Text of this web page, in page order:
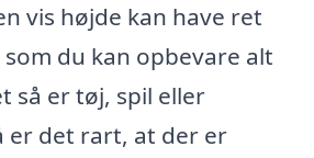
vis højde kan have ret
du kan opbevare alt
så er tøj, spil eller
er det rart, at der er